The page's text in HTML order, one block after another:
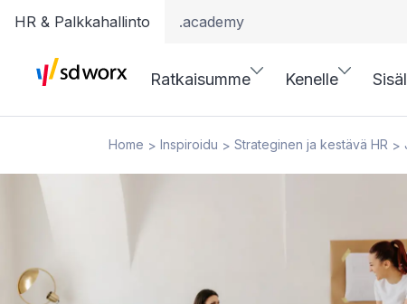
HR & Palkkahallinto .academy
Ratkaisumme Kenelle
Home > Inspiroidu > Strateginen ja kestävä HR >